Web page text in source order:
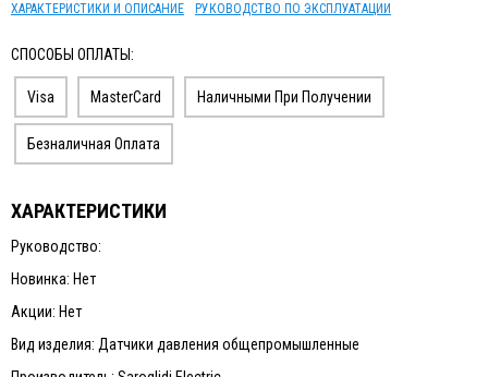
ХАРАКТЕРИСТИКИ И ОПИСАНИЕ РУКОВОДСТВО ПО ЭКСПЛУАТАЦИИ
СПОСОБЫ ОПЛАТЫ:
Visa MasterCard Наличными При Получении
Безналичная Оплата
ХАРАКТЕРИСТИКИ
Руководство:
Новинка: Нет
Акции: Нет
Вид изделия: Датчики давления общепромышленныe